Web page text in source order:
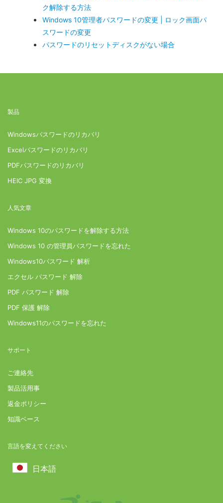
ク解除する方法
Windows 10管理者パスワードの変更 | ロック画面パ
スワードの変更
パスワードのリセットディスクがない場合
製品
Windowsパスワードのリカバリ
Excelパスワードのリカバリ
PDFパスワードのリカバリ
HEIC JPG 変換
人気文章
Windows 10のパスワードを解除する方法
Windows 10 の管理員パスワードを忘れた
Windows10パスワード 解析
エクセル パスワード 解除
PDF パスワード 解除
PDF 保護 解除
Windows11のパスワードを忘れた
サポート
ご連絡先
製品活用事
返金ポリシー
知識ベース
言語を変えてください
日本語